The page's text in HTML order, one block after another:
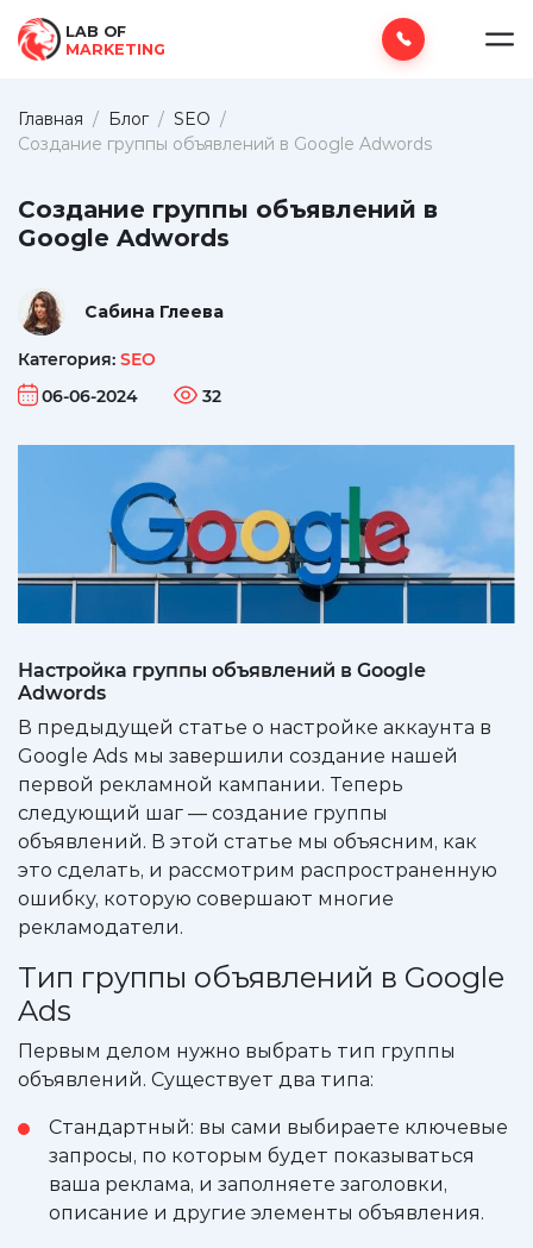
LAB OF
MARKETING
Главная / Блог / SEO /
Создание группы объявлений в Google Adwords
Создание группы объявлений в
Google Adwords
Сабина Глеева
Категория: SEO
06-06-2024
32
Настройка группы объявлений в Google
Adwords
В предыдущей статье о настройке аккаунта в
Google Ads мы завершили создание нашей
первой рекламной кампании. Теперь
следующий шаг — создание группы
объявлений. В этой статье мы объясним, как
это сделать, и рассмотрим распространенную
ошибку, которую совершают многие
рекламодатели.
Тип группы объявлений в Google
Ads
Первым делом нужно выбрать тип группы
объявлений. Существует два типа:
Стандартный: вы сами выбираете ключевые
запросы, по которым будет показываться
ваша реклама, и заполняете заголовки,
описание и другие элементы объявления.